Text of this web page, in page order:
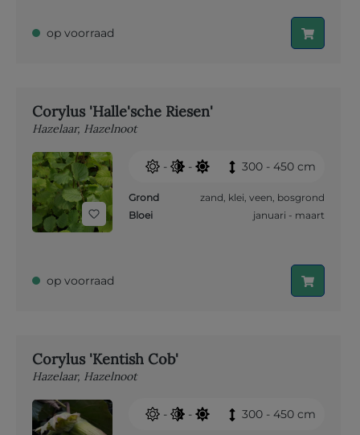
op voorraad
Corylus 'Halle'sche Riesen'
Hazelaar, Hazelnoot
- - 300 - 450 cm
Grond zand, klei, veen, bosgrond
Bloei
januari - maart
op voorraad
Corylus 'Kentish Cob'
Hazelaar, Hazelnoot
- - 300 - 450 cm